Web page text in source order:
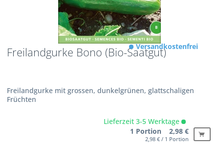
Freilandgurke Bono (Bio-Saatgut)
Freilandgurke mit grossen, dunkelgrünen, glattschaligen
Früchten
Versandkostenfrei
Lieferzeit 3-5 Werktage
1 Portion 2,98 €
2,98 € / 1 Portion